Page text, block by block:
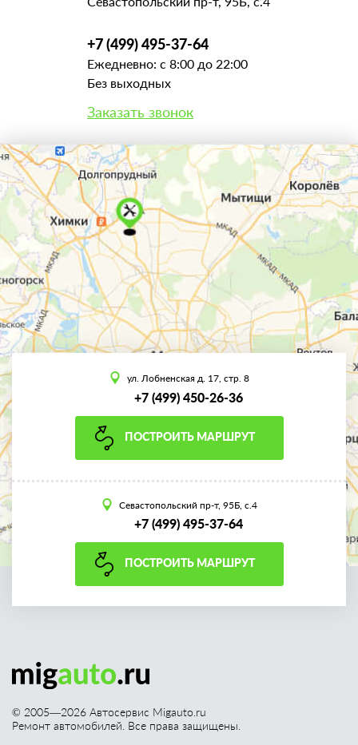
+7 (499) 495-37-64
Ежедневно: с 8:00 до 22:00
Без выходных
Заказать звонок
ул. Лобненская д. 17, стр. 8
+7 (499) 450-26-36
ПОСТРОИТЬ МАРШРУТ
Севастопольский пр-т, 95Б, с.4
+7 (499) 495-37-64
ПОСТРОИТЬ МАРШРУТ
© 2005—2026 Автосервис Migauto.ru
Ремонт автомобилей. Все права защищены.